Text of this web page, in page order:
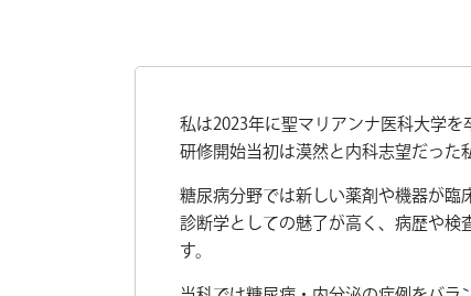
私は2023年に聖マリアンナ医科大学
研修開始当初は漠然と内科志望だった
糖尿病分野では新しい薬剤や機器が
診断学としての魅了が高く、病歴や
す。